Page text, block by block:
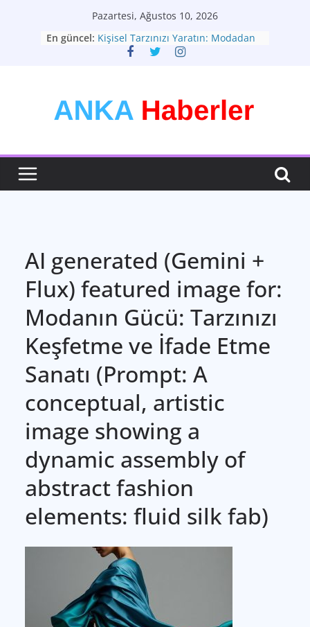
Pazartesi, Ağustos 10, 2026
En güncel: Kişisel Tarzınızı Yaratın: Modadan
Daha Fazlası
Kimlik Arasındaki Bağ
Yapay Zeka: Hayatımızı Dönüştüren
AI generated (Gemini +
Flux) featured image for:
Modanın Gücü: Tarzınızı
Keşfetme ve İfade Etme
Sanatı (Prompt: A
conceptual, artistic
image showing a
dynamic assembly of
abstract fashion
elements: fluid silk fab)